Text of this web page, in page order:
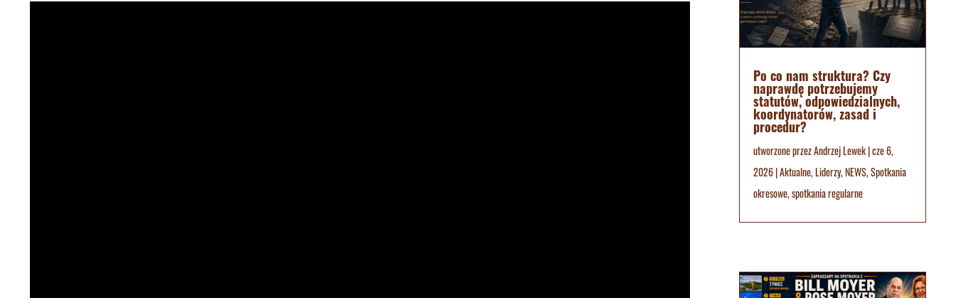
Po co nam struktura? Czy
naprawdę potrzebujemy
statutów, odpowiedzialnych,
koordynatorów, zasad i
procedur?
utworzone przezAndrzej Lewek|cze 6,
2026|Aktualne,Liderzy,NEWS,Spotkania
okresowe,spotkania regularne